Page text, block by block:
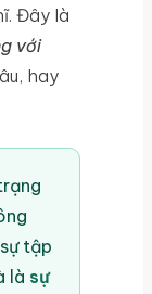
Đây là
với
hay
tập
là sự